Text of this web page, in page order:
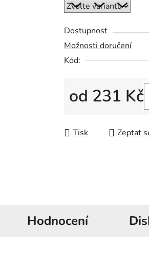
5
Dostupnost
Možnosti doručení
Kód:
od 231 Kč
Tisk Zeptat
Hodnocení